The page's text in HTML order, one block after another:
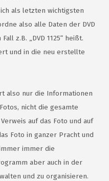
als letzten wichtigsten
also alle Daten der DVD
z.B. „DVD 1125“ heißt.
und in die neu erstellte
also nur die Informationen
nicht die gesamte
auf das Foto und auf
Foto in ganzer Pracht und
immer die
aber auch in der
und zu organisieren.